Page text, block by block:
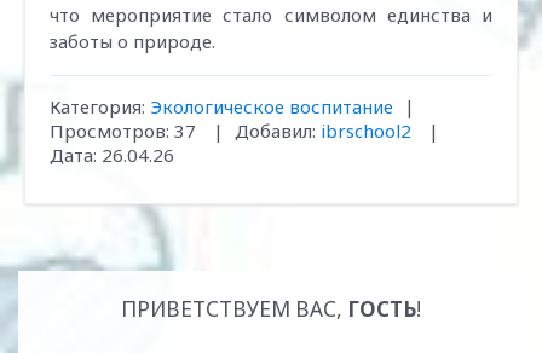
что мероприятие стало символом единства и
заботы о природе.
Категория: Экологическое воспитание
|
Просмотров: 37 | Добавил: ibrschool2
|
Дата: 26.04.26
ПРИВЕТСТВУЕМ ВАС, ГОСТЬ!